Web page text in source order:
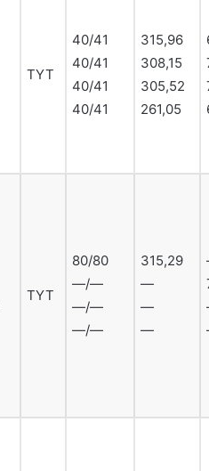
TYT
40/41
40/41
40/41
40/41
315,96
308,15
305,52
261,05
TYT
80/80
—/—
—/—
—/—
315,29
—
—
—